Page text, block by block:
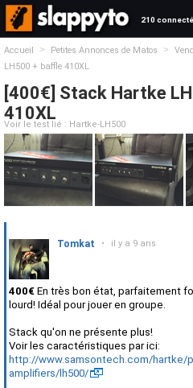
210
Accueil > Petites Annonces de Matos >
LH500 + baffle 410XL
[400€] Stack Hartke
410XL
Voir le test lié : Hartke-LH500
Tomkat • il y a 9 ans
400€ En très bon état, parfaitement
lourd! Idéal pour jouer en groupe.
Stack qu'on ne présente plus!
Voir les caractéristiques par ici:
http://www.samsontech.com/hartke/
amplifiers/lh500/